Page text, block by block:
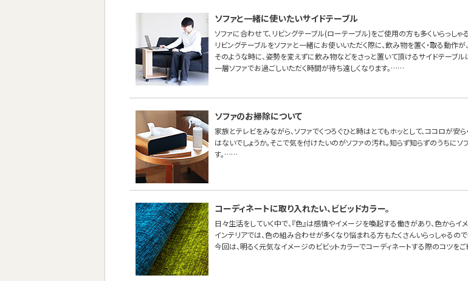
ソファと一緒に使いたいサイドテーブル
ソファに合わせて、リビングテーブル(ローテーブル)をご使用の方も多くいらっしゃ
リビングテーブルをソファと一緒にお使いいただく際に、飲み物を置く・取る動作
そのような時に、姿勢を変えずに飲み物などをさっと置いて頂けるサイドテーブル
一層ソファでお過ごしいただく時間が待ち遠しくなります。……
ソファのお掃除について
家族とテレビをみながら、ソファでくつろぐひと時はとてもホッとして、ココロが
はないでしょうか。そこで気を付けたいのがソファの汚れ。知らず知らずのうち
す。……
コーディネートに取り入れたい、ビビッドカラー。
日々生活をしていく中で、『色』は感情やイメージを喚起する働きがあり、色か
インテリアでは、色の組み合わせが多くなり悩まれる方もたくさんいらっしゃるので
今回は、明るく元気なイメージのビビットカラーでコーディネートする際のコツを